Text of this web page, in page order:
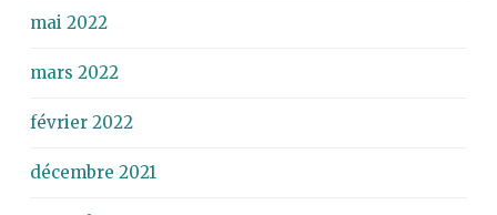
mai 2022
mars 2022
février 2022
décembre 2021